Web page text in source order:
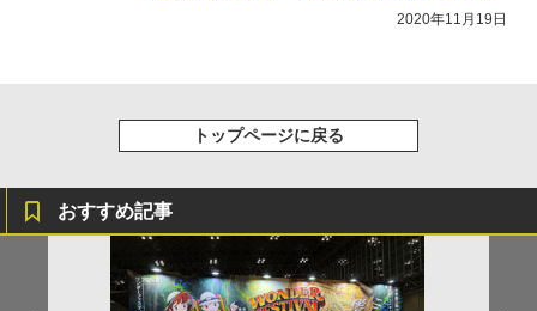
ジ、チラ見えする内部フレームなど見ど
2020年11月19日
トップページに戻る
おすすめ記事